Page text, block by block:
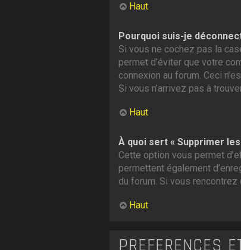
Haut
Pourquoi suis-je
Si vous ne cochez pas la
permet d’éviter que votre
connexion au forum. Ceci
Si vous n’arrivez pas à
Haut
À quoi sert « Supprimer
Cette option vous permet
permettent également
du forum. Si vous
Haut
PRÉFÉRENCES